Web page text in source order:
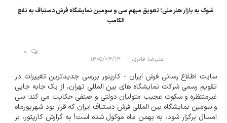
شوک به بازار هنر ملی؛ تعویق مبهم سی و سومین نمایشگاه فرش دستباف به نفع
الکامپ
علیرضا قادری ۱۴۰۵/۰۴/۱۴
0
سایت اطلاع رسانی فرش ایران - کارپتور بررسی جدیدترین تغییرات در
تقویم رسمی شرکت نمایشگاه های بین المللی تهران، از یک جابه جایی
غیرمنتظره و سکوت عجیب متولیان دولتی و صنفی حکایت می کند؛ سی
و سومین نمایشگاه بین المللی فرش دستباف ایران که قرار بود شهریورماه
امسال برگزار شود، به بهمن ماه موکول شده است! به گزارش کارپتور، بر